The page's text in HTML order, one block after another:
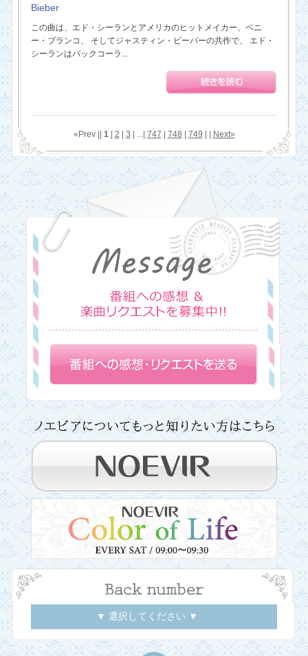
Bieber
この曲は、エド・シーランとアメリカのヒットメイカー、ベニ
ー・ブランコ、 そしてジャスティン・ビーバーの共作で、 エド・
シーランはバックコーラ...
«Prev || 1| 2 3 | ...| 747 748 749 Next»